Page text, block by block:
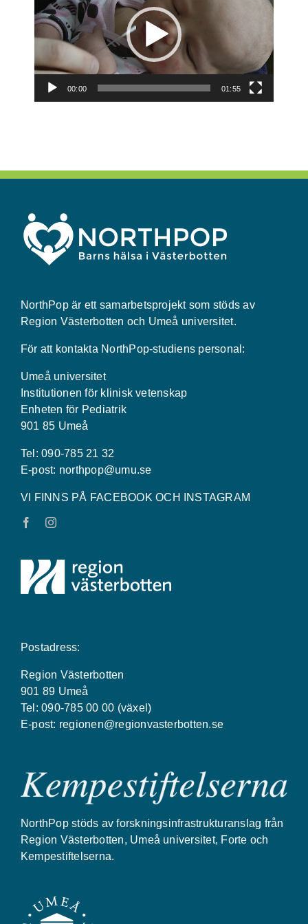
Frågor och svar
Kontakt
Filmer
00:00 01:55
NorthPop är ett samarbetsprojekt som stöds av
Region Västerbotten och Umeå universitet.
För att kontakta NorthPop-studiens personal:
Umeå universitet
Institutionen för klinisk vetenskap
Enheten för Pediatrik
901 85 Umeå
Tel: 090-785 21 32
E-post: northpop@umu.se
VI FINNS PÅ FACEBOOK OCH INSTAGRAM
Postadress:
Region Västerbotten
901 89 Umeå
Tel: 090-785 00 00 (växel)
E-post: regionen@regionvasterbotten.se
NorthPop stöds av forskningsinfrastrukturanslag från
Region Västerbotten, Umeå universitet, Forte och
Kempestiftelserna.